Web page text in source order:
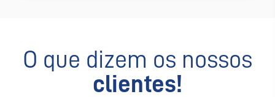
O que dizem os nossos
clientes!